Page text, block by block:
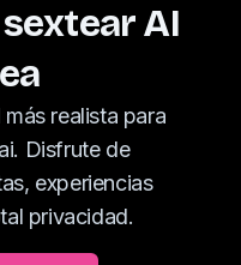
AI
realista para
Disfrute de
experiencias
privacidad.